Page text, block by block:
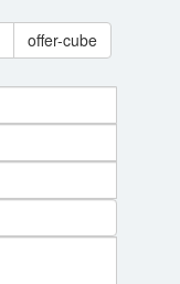
offer-cube